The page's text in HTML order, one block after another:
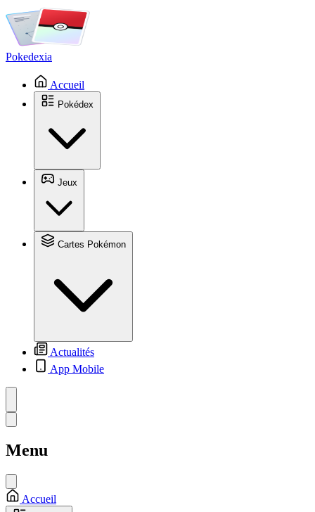
Pokedexia
Accueil
Actualités
App Mobile
Menu
Accueil